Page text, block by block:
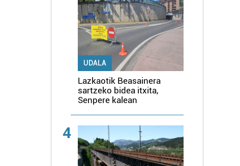
UDALA
Lazkaotik Beasainera
sartzeko bidea itxita,
Senpere kalean
4